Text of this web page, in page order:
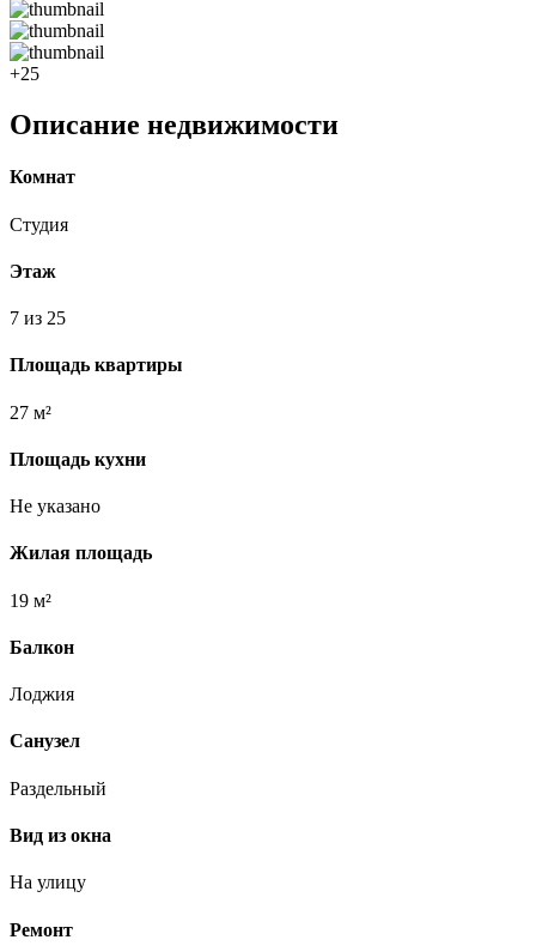
+25
Описание недвижимости
Комнат
Студия
Этаж
7 из 25
Площадь квартиры
27 м²
Площадь кухни
Не указано
Жилая площадь
19 м²
Балкон
Лоджия
Санузел
Раздельный
Вид из окна
На улицу
Ремонт